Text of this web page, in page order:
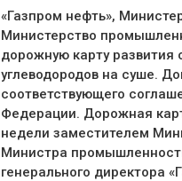
«Газпром нефть»,
Министерство
дорожную карту развития
углеводородов на суше.
соответствующего
Федерации. Дорожная
недели заместителем
Министра
генерального директора